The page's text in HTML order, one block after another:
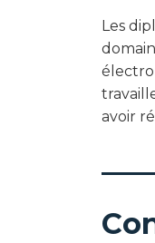
Les
avoir